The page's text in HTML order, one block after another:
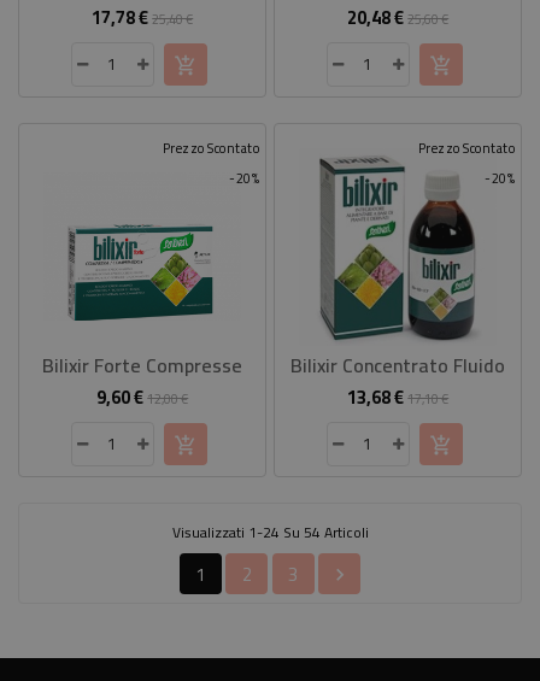
17,78 €Prezzo
base
25,40 €Prezzo 20,48 €Prezzo
base
25,60 €Prezzo
-20%
Prezzo Scontato
Bilixir Forte Compresse
9,60 €Prezzo
base
12,00 €Prezzo
-20%
Prezzo Scontato
Bilixir Concentrato Fluido
13,68 €Prezzo
base
17,10 €Prezzo
Visualizzati 1-24 Su 54 Articoli
1 2 3 